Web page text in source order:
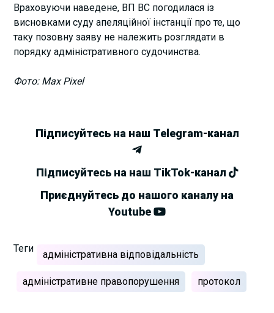
Враховуючи наведене, ВП ВС погодилася із
висновками суду апеляційної інстанції про те, що
таку позовну заяву не належить розглядати в
порядку адміністративного судочинства.
Фото: Max Pixel
Підписуйтесь на наш Telegram-канал
Підписуйтесь на наш TikTok-канал
Приєднуйтесь до нашого каналу на
Youtube
Теги
адміністративна відповідальність
адміністративне правопорушення протокол